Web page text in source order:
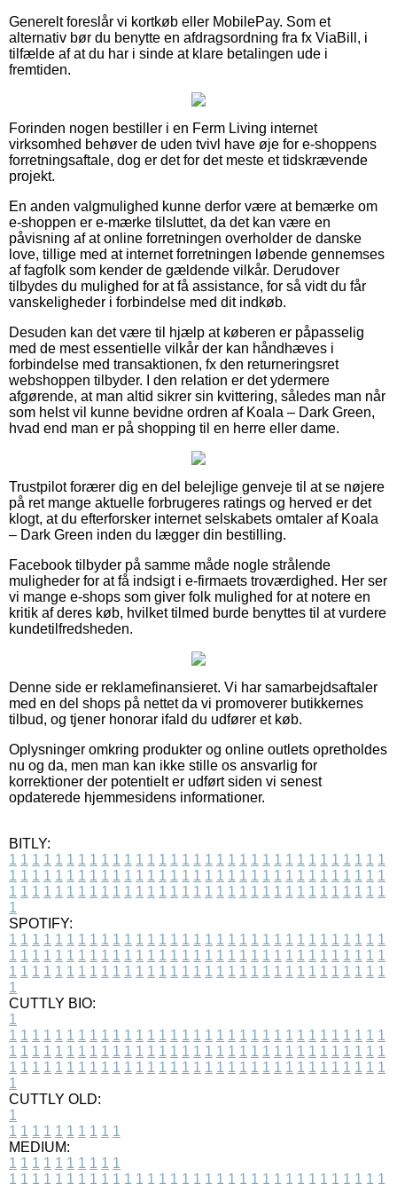
Generelt foreslår vi kortkøb eller MobilePay. Som et
alternativ bør du benytte en afdragsordning fra fx ViaBill, i
tilfælde af at du har i sinde at klare betalingen ude i
fremtiden.
Forinden nogen bestiller i en Ferm Living internet
virksomhed behøver de uden tvivl have øje for e-shoppens
forretningsaftale, dog er det for det meste et tidskrævende
projekt.
En anden valgmulighed kunne derfor være at bemærke om
e-shoppen er e-mærke tilsluttet, da det kan være en
påvisning af at online forretningen overholder de danske
love, tillige med at internet forretningen løbende gennemses
af fagfolk som kender de gældende vilkår. Derudover
tilbydes du mulighed for at få assistance, for så vidt du får
vanskeligheder i forbindelse med dit indkøb.
Desuden kan det være til hjælp at køberen er påpasselig
med de mest essentielle vilkår der kan håndhæves i
forbindelse med transaktionen, fx den returneringsret
webshoppen tilbyder. I den relation er det ydermere
afgørende, at man altid sikrer sin kvittering, således man når
som helst vil kunne bevidne ordren af Koala – Dark Green,
hvad end man er på shopping til en herre eller dame.
Trustpilot forærer dig en del belejlige genveje til at se nøjere
på ret mange aktuelle forbrugeres ratings og herved er det
klogt, at du efterforsker internet selskabets omtaler af Koala
– Dark Green inden du lægger din bestilling.
Facebook tilbyder på samme måde nogle strålende
muligheder for at få indsigt i e-firmaets troværdighed. Her ser
vi mange e-shops som giver folk mulighed for at notere en
kritik af deres køb, hvilket tilmed burde benyttes til at vurdere
kundetilfredsheden.
Denne side er reklamefinansieret. Vi har samarbejdsaftaler
med en del shops på nettet da vi promoverer butikkernes
tilbud, og tjener honorar ifald du udfører et køb.
Oplysninger omkring produkter og online outlets opretholdes
nu og da, men man kan ikke stille os ansvarlig for
korrektioner der potentielt er udført siden vi senest
opdaterede hjemmesidens informationer.
BITLY:
1 1 1 1 1 1 1 1 1 1 1 1 1 1 1 1 1 1 1 1 1 1 1 1 1 1 1 1 1 1 1 1 1
1 1 1 1 1 1 1 1 1 1 1 1 1 1 1 1 1 1 1 1 1 1 1 1 1 1 1 1 1 1 1 1 1
1 1 1 1 1 1 1 1 1 1 1 1 1 1 1 1 1 1 1 1 1 1 1 1 1 1 1 1 1 1 1 1 1
1
SPOTIFY:
1 1 1 1 1 1 1 1 1 1 1 1 1 1 1 1 1 1 1 1 1 1 1 1 1 1 1 1 1 1 1 1 1
1 1 1 1 1 1 1 1 1 1 1 1 1 1 1 1 1 1 1 1 1 1 1 1 1 1 1 1 1 1 1 1 1
1 1 1 1 1 1 1 1 1 1 1 1 1 1 1 1 1 1 1 1 1 1 1 1 1 1 1 1 1 1 1 1 1
1
CUTTLY BIO:
1
1 1 1 1 1 1 1 1 1 1 1 1 1 1 1 1 1 1 1 1 1 1 1 1 1 1 1 1 1 1 1 1 1
1 1 1 1 1 1 1 1 1 1 1 1 1 1 1 1 1 1 1 1 1 1 1 1 1 1 1 1 1 1 1 1 1
1 1 1 1 1 1 1 1 1 1 1 1 1 1 1 1 1 1 1 1 1 1 1 1 1 1 1 1 1 1 1 1 1
1
CUTTLY OLD:
1
1 1 1 1 1 1 1 1 1 1
MEDIUM:
1 1 1 1 1 1 1 1 1 1
1 1 1 1 1 1 1 1 1 1 1 1 1 1 1 1 1 1 1 1 1 1 1 1 1 1 1 1 1 1 1 1 1